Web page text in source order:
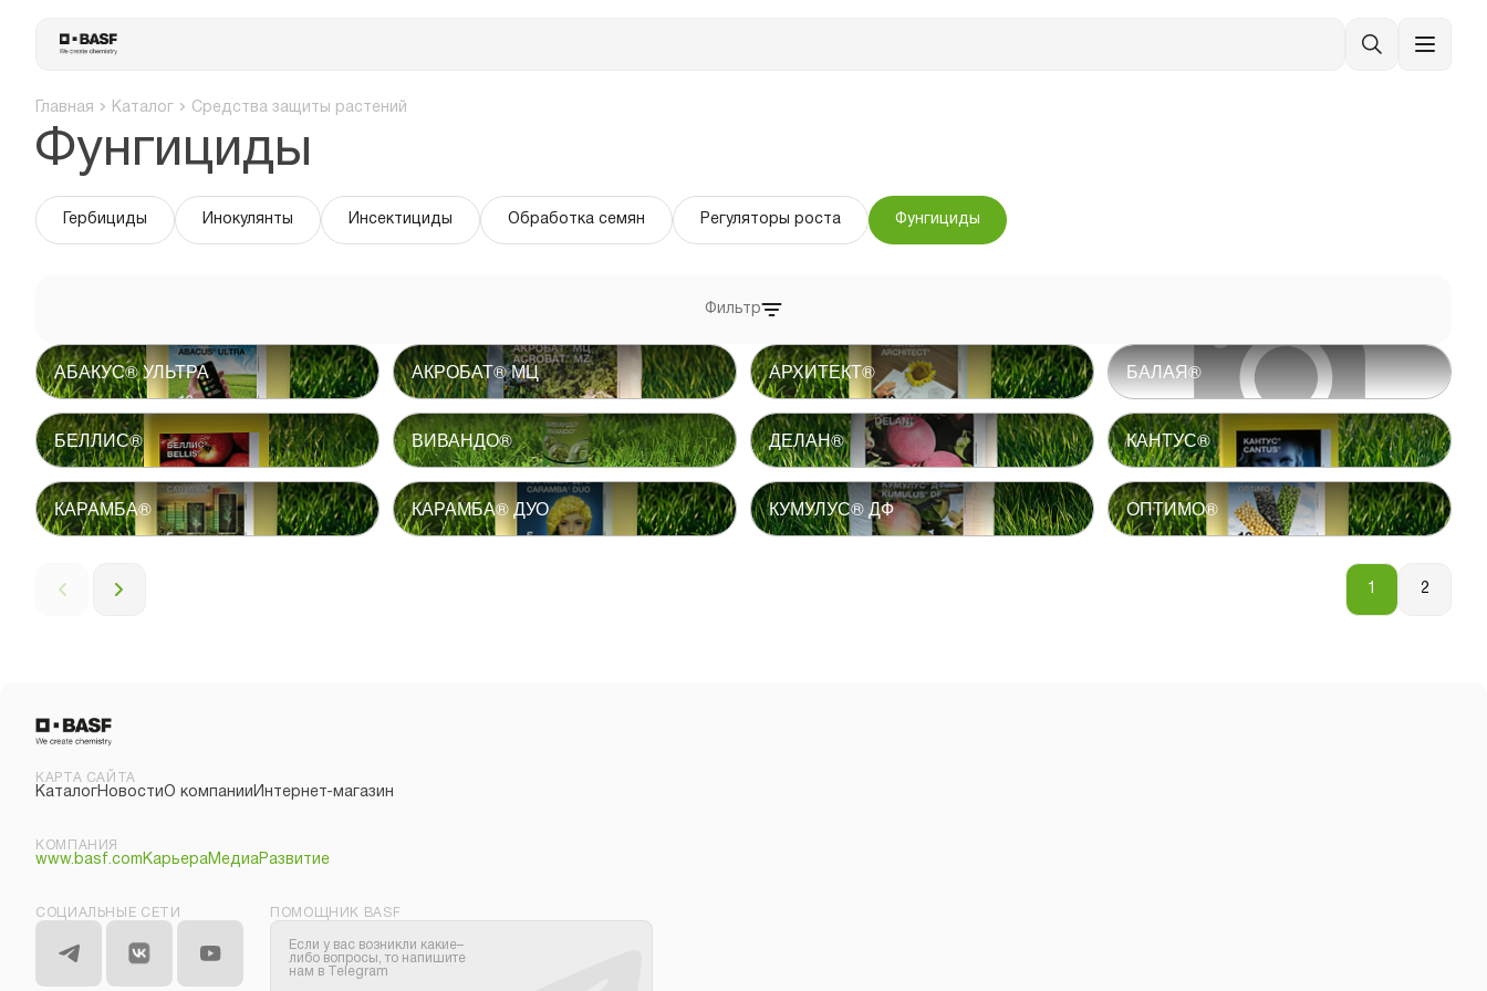
Главная Каталог Средства защиты растений
Фунгициды
Гербициды Инокулянты Инсектициды Обработка семян Регуляторы роста Фунгициды
Фильтр
АБАКУС® УЛЬТРА АКРОБАТ® МЦ АРХИТЕКТ® БАЛАЯ®
БЕЛЛИС® ВИВАНДО® ДЕЛАН® КАНТУС®
КАРАМБА® КАРАМБА® ДУО КУМУЛУС® ДФ ОПТИМО®
1 2
КАРТА САЙТА
КаталогНовостиО компании Интернет-магазин
КОМПАНИЯ
www.basf.com КарьераМедиаРазвитие
СОЦИАЛЬНЫЕ СЕТИ ПОМОЩНИК BASF
Если у вас возникли какие–
либо вопросы, то напишите
нам в Telegram